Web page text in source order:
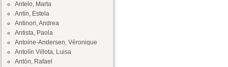
Antelo, Marta
Antín, Estela
Antinori, Andrea
Antista, Paola
Antoine-Andersen, Véronique
Antolín Villota, Luisa
Antón, Rafael